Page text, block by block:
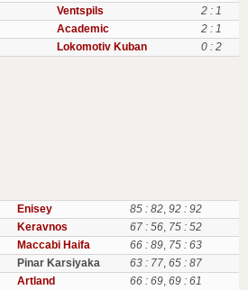
Ventspils
2 : 1
Academic
2 : 1
Lokomotiv Kuban 0 : 2
Enisey 85 : 82, 92 : 92
Keravnos 67 : 56, 75 : 52
Maccabi Haifa 66 : 89, 75 : 63
Pinar Karsiyaka 63 : 77, 65 : 87
Artland 66 : 69, 69 : 61